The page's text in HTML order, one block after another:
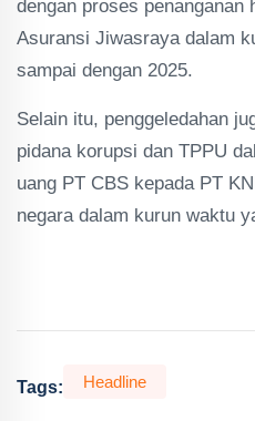
dengan proses penanganan
Asuransi Jiwasraya dalam
sampai dengan 2025.
Selain itu, penggeledahan
pidana korupsi dan TPPU
uang PT CBS kepada PT
negara dalam kurun waktu
Tags: Headline